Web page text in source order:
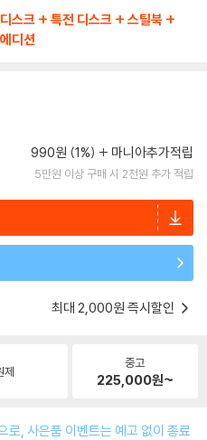
스크 + 특전 디스크 + 스틸북 +
디션
990원 (1%) 마니아추가적립
5만원 이상 구매 시 2천원 추가 적립
최대 2,000원 즉시할인
제
중고
225,000원~
로, 사은품 이벤트는 예고 없이 종료